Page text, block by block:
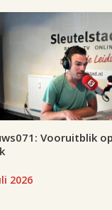
Vooruitblik op
2026